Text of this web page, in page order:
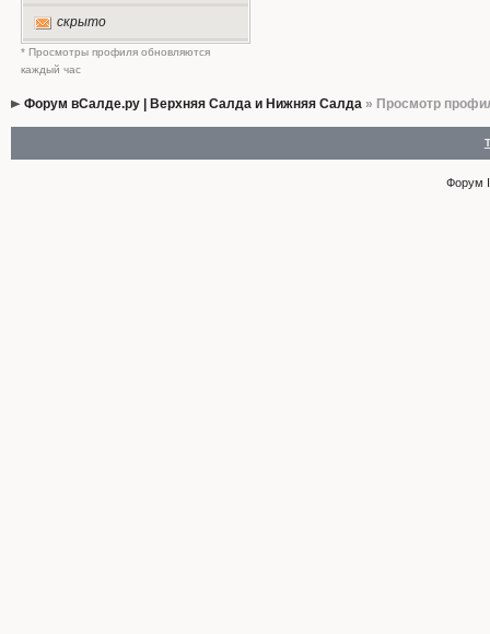
скрыто
* Просмотры профиля обновляются
каждый час
Форум вСалде.ру | Верхняя Салда и Нижняя Салда» Просмотр
Форум